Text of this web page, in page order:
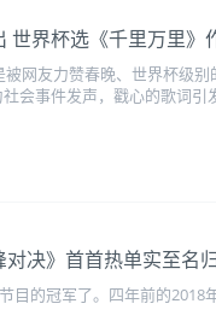
世界杯选《千里万里》
网友力赞春晚、世界杯级
会事件发声，戳心的歌词引
决》首首热单实至名
目的冠军了。四年前的2018